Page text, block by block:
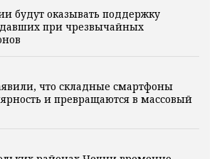
будут оказывать поддержку
при чрезвычайных
что складные смартфоны
и превращаются в массовый